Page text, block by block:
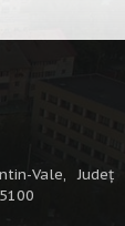
Vale, Județ